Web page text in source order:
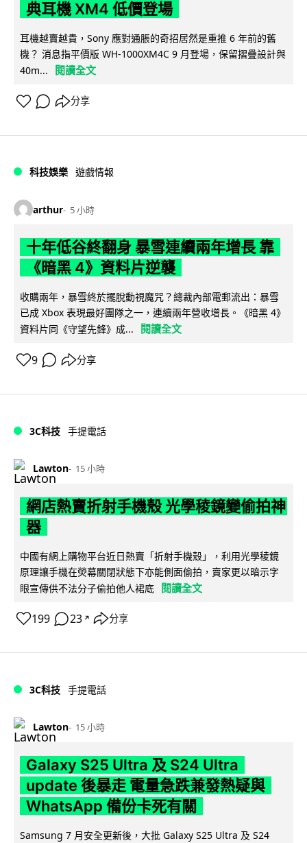
典耳機 XM4 低價登場
耳機越賣越貴，Sony 應對通脹的奇招居然是重推 6 年前的舊
機？ 消息指平價版 WH-1000XM4C 9 月登場，保留摺疊設計與
40m...
閱讀全文
分享
科技娛樂 遊戲情報
arthur 5 小時
十年低谷終翻身 暴雪連續兩年增長 靠
《暗黑 4》資料片逆襲
收購兩年，暴雪終於擺脫動視魔咒？總裁內部電郵流出：暴雪
已成 Xbox 表現最好團隊之一，連續兩年營收增長。《暗黑 4》
資料片同《守望先鋒》成...
閱讀全文
9 分享
3C科技 手提電話
Lawton 15 小時
網店熱賣折射手機殼 光學稜鏡變偷拍神
器
中國有網上購物平台近日熱賣「折射手機殼」，利用光學稜鏡
原理讓手機在熒幕關閉狀態下亦能側面偷拍，賣家更以暗示字
眼宣傳供不法分子偷拍他人裙底 閱讀全文
199 23 ↗ 分享
3C科技 手提電話
Lawton 15 小時
Galaxy S25 Ultra 及 S24 Ultra
update 後暴走 電量急跌兼發熱疑與
WhatsApp 備份卡死有關
Samsung 7 月安全更新後，大批 Galaxy S25 Ultra 及 S24